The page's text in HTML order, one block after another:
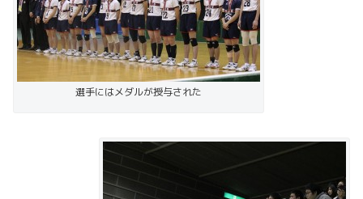
選手にはメダルが授与された